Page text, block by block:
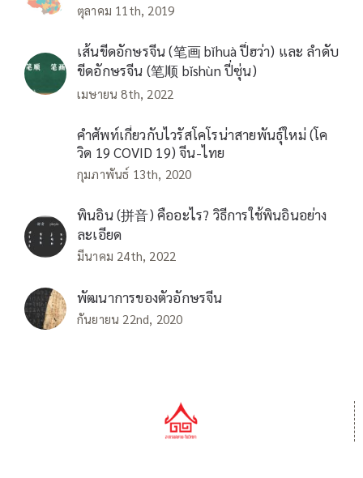
ตุลาคม 11th, 2019
เส้นขีดอักษรจีน (笔画 bǐhuà ปี่ฮว่า) และ ลำดับ
ขีดอักษรจีน (笔顺 bǐshùn ปี่ซุ่น)
เมษายน 8th, 2022
คำศัพท์เกี่ยวกับไวรัสโคโรน่าสายพันธุ์ใหม่ (โค
วิด 19 COVID 19) จีน-ไทย
กุมภาพันธ์ 13th, 2020
พินอิน (拼音) คืออะไร? วิธีการใช้พินอินอย่าง
ละเอียด
มีนาคม 24th, 2022
พัฒนาการของตัวอักษรจีน
กันยายน 22nd, 2020